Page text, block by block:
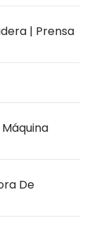
| Prensa
De